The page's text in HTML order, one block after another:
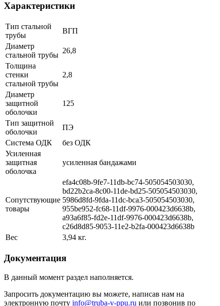
Характеристики
Тип стальной
трубы
ВГП
Диаметр
стальной трубы
26,8
Толщина
стенки
стальной трубы
2,8
Диаметр
защитной
оболочки
125
Тип защитной
оболочки
ПЭ
Система ОДК
без ОДК
Усиленная
защитная
оболочка
усиленная бандажами
Сопутствующие
товары
efa4c08b-9fe7-11db-bc74-505054503030,
bd22b2ca-8c00-11de-bd25-505054503030,
5986d8fd-9fda-11dc-bca3-505054503030,
955be952-fc68-11df-9976-000423d6638b,
a93a6f85-fd2e-11df-9976-000423d6638b,
c26d8d85-9053-11e2-b2fa-000423d6638b
Вес
3,94 кг.
Документация
В данный момент раздел наполняется.
Запросить документацию вы можете, написав нам на
электронную почту info@truba-v-ppu.ru или позвонив по